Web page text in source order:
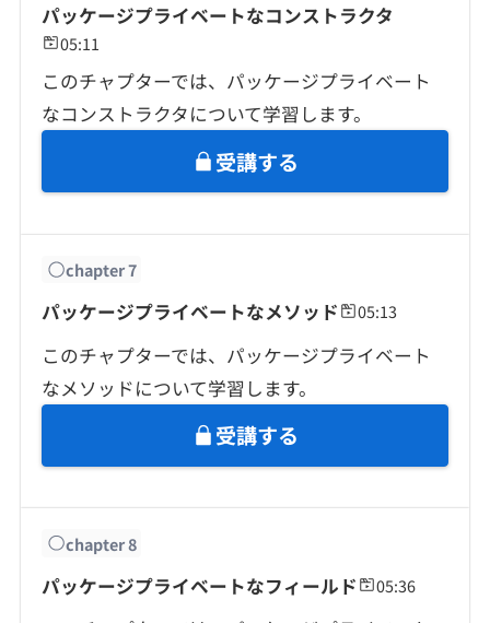
パッケージプライベートなコンストラクタ
05:11
このチャプターでは、パッケージプライベート
なコンストラクタについて学習します。
受講する
chapter7
パッケージプライベートなメソッド 05:13
このチャプターでは、パッケージプライベート
なメソッドについて学習します。
受講する
chapter8
パッケージプライベートなフィールド 05:36